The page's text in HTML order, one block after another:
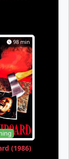
98 min
(1986)